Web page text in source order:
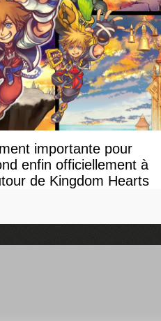
importante pour
enfin officiellement à
de Kingdom Hearts